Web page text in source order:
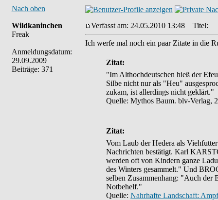
Nach oben
Wildkaninchen
Freak
Anmeldungsdatum:
29.09.2009
Beiträge: 371
Verfasst am: 24.05.2010 13:48 Titel:
Ich werfe mal noch ein paar Zitate in die
Zitat:
"Im Althochdeutschen hieß der
Silbe nicht nur als "Heu"
zukam, ist allerdings nicht geklärt."
Quelle: Mythos Baum. blv-Verlag,
Zitat:
Vom Laub der Hedera als
Nachrichten bestätigt. Karl
werden oft von Kindern ganze
des Winters gesammelt." Und
selben Zusammenhang: "Auch der
Notbehelf."
Quelle:Nahrhafte Landschaft: